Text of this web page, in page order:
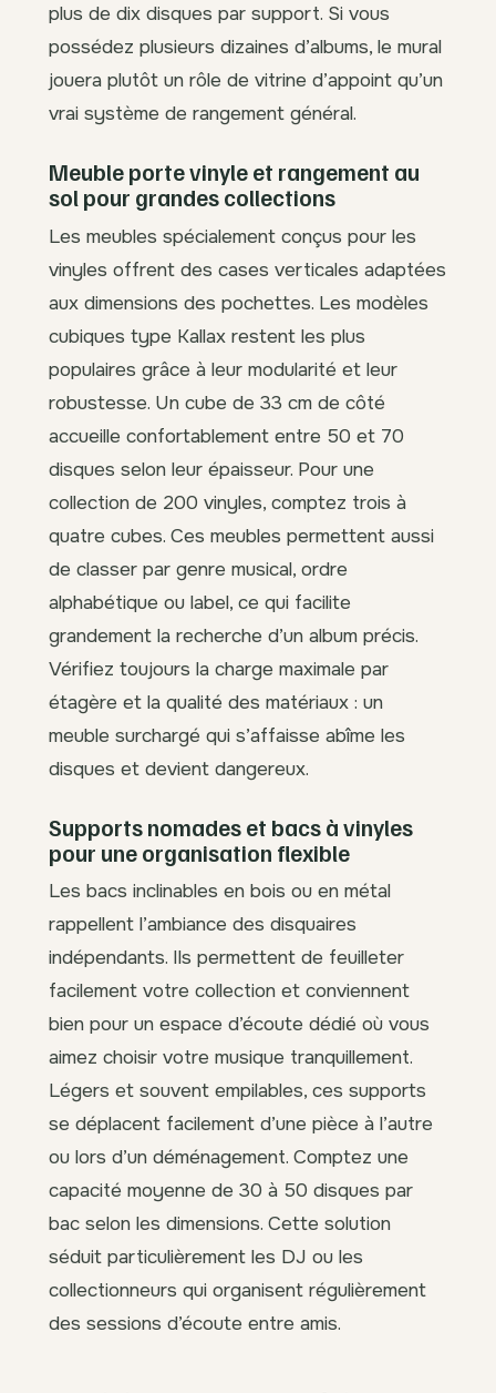
plus de dix disques par support. Si vous
possédez plusieurs dizaines d’albums, le mural
jouera plutôt un rôle de vitrine d’appoint qu’un
vrai système de rangement général.
Meuble porte vinyle et rangement au
sol pour grandes collections
Les meubles spécialement conçus pour les
vinyles offrent des cases verticales adaptées
aux dimensions des pochettes. Les modèles
cubiques type Kallax restent les plus
populaires grâce à leur modularité et leur
robustesse. Un cube de 33 cm de côté
accueille confortablement entre 50 et 70
disques selon leur épaisseur. Pour une
collection de 200 vinyles, comptez trois à
quatre cubes. Ces meubles permettent aussi
de classer par genre musical, ordre
alphabétique ou label, ce qui facilite
grandement la recherche d’un album précis.
Vérifiez toujours la charge maximale par
étagère et la qualité des matériaux : un
meuble surchargé qui s’affaisse abîme les
disques et devient dangereux.
Supports nomades et bacs à vinyles
pour une organisation flexible
Les bacs inclinables en bois ou en métal
rappellent l’ambiance des disquaires
indépendants. Ils permettent de feuilleter
facilement votre collection et conviennent
bien pour un espace d’écoute dédié où vous
aimez choisir votre musique tranquillement.
Légers et souvent empilables, ces supports
se déplacent facilement d’une pièce à l’autre
ou lors d’un déménagement. Comptez une
capacité moyenne de 30 à 50 disques par
bac selon les dimensions. Cette solution
séduit particulièrement les DJ ou les
collectionneurs qui organisent régulièrement
des sessions d’écoute entre amis.